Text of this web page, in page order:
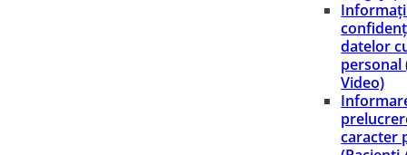
datelor
personal
Video)
caracter